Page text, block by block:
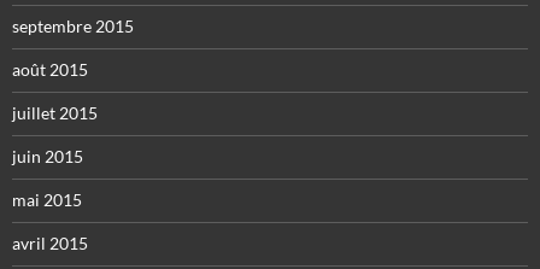
septembre 2015
août 2015
juillet 2015
juin 2015
mai 2015
avril 2015